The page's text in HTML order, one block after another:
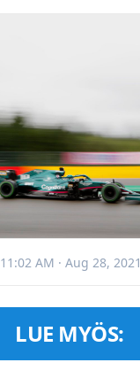
11:02 AM · Aug 28, 2021
LUE MYÖS: